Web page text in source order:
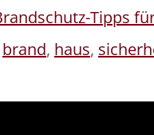
Tipps
brand, haus,